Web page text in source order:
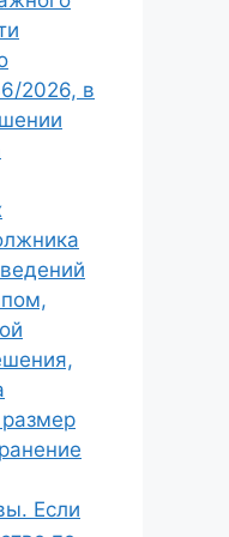
2026, в
Если